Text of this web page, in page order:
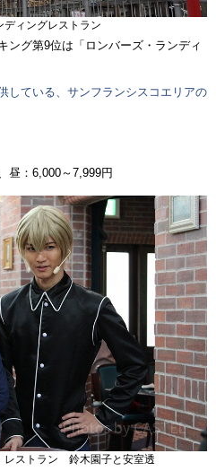
ディングレストラン
ング第9位は「ロンバーズ・ランディ
している、サンフランシスコエリアの
昼：6,000～7,999円
レストラン 鈴木園子と安室透